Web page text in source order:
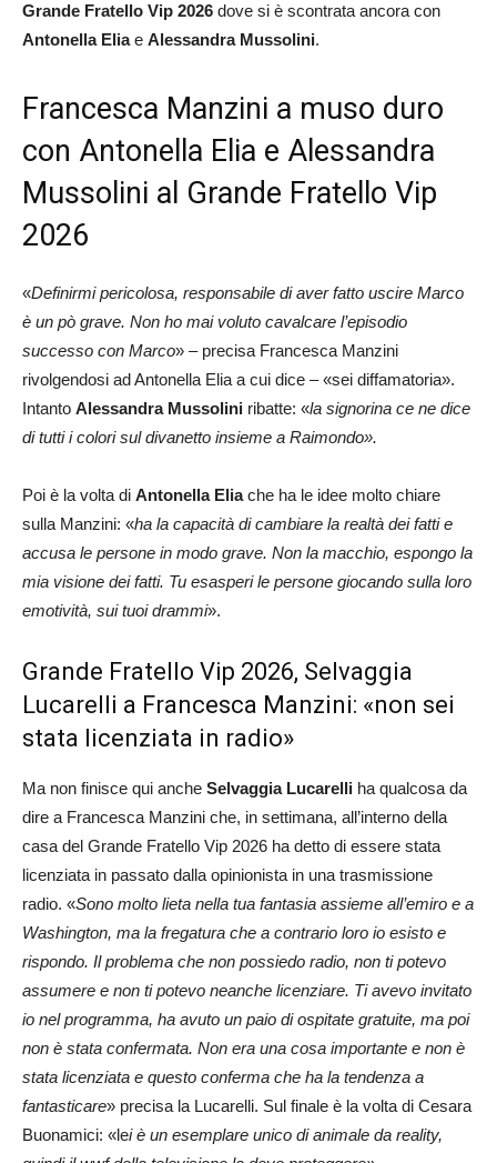
Grande Fratello Vip 2026 dove si è scontrata ancora con
Antonella Eliae Alessandra Mussolini.
Francesca Manzini a muso duro
con Antonella Elia e Alessandra
Mussolini al Grande Fratello Vip
2026
«Definirmi pericolosa, responsabile di aver fatto uscire Marco
è un pò grave. Non ho mai voluto cavalcare l’episodio
successo con Marco» – precisa Francesca Manzini
rivolgendosi ad Antonella Elia a cui dice – «sei diffamatoria».
Intanto Alessandra Mussolini ribatte: «la signorina ce ne dice
di tutti i colori sul divanetto insieme a Raimondo».
Poi è la volta di Antonella Eliache ha le idee molto chiare
sulla Manzini: «ha la capacità di cambiare la realtà dei fatti e
accusa le persone in modo grave. Non la macchio, espongo la
mia visione dei fatti. Tu esasperi le persone giocando sulla loro
emotività, sui tuoi drammi».
Grande Fratello Vip 2026, Selvaggia
Lucarelli a Francesca Manzini: «non sei
stata licenziata in radio»
Ma non finisce qui anche Selvaggia Lucarelli ha qualcosa da
dire a Francesca Manzini che, in settimana, all’interno della
casa del Grande Fratello Vip 2026 ha detto di essere stata
licenziata in passato dalla opinionista in una trasmissione
radio. «Sono molto lieta nella tua fantasia assieme all’emiro e a
Washington, ma la fregatura che a contrario loro io esisto e
rispondo. Il problema che non possiedo radio, non ti potevo
assumere e non ti potevo neanche licenziare. Ti avevo invitato
io nel programma, ha avuto un paio di ospitate gratuite, ma poi
non è stata confermata. Non era una cosa importante e non è
stata licenziata e questo conferma che ha la tendenza a
fantasticare» precisa la Lucarelli. Sul finale è la volta di Cesara
Buonamici: «lei è un esemplare unico di animale da reality,